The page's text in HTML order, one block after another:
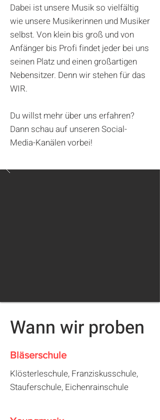
Dabei ist unsere Musik so vielfältig
wie unsere Musikerinnen und Musiker
selbst. Von klein bis groß und von
Anfänger bis Profi findet jeder bei uns
seinen Platz und einen großartigen
Nebensitzer. Denn wir stehen für das
WIR.
Du willst mehr über uns erfahren?
Dann schau auf unseren Social-
Media-Kanälen vorbei!
Wann wir proben
Bläserschule
Klösterleschule, Franziskusschule,
Stauferschule, Eichenrainschule